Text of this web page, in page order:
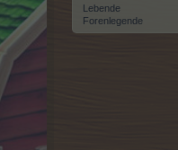
Lebende
Forenlegende